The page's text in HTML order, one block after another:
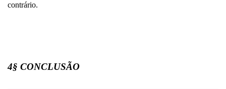
contrário.
4§ CONCLUSÃO